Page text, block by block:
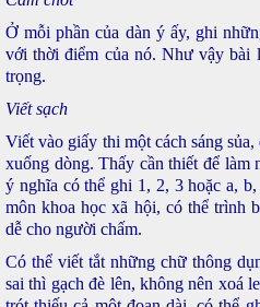
Ở mỗi phần của dàn ý ấy, ghi
với thời điểm của nó. Như vậy bài
trọng.
Viết sạch
Viết vào giấy thi một cách sáng
xuống dòng. Thấy cần thiết để
ý nghĩa có thể ghi 1, 2, 3 hoặc a,
môn khoa học xã hội, có thể trình
dễ cho người chấm.
Có thể viết tắt những chữ thông
sai thì gạch đè lên, không nên xoá